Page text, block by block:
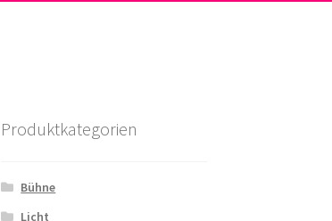
Produktkategorien
Bühne
Licht